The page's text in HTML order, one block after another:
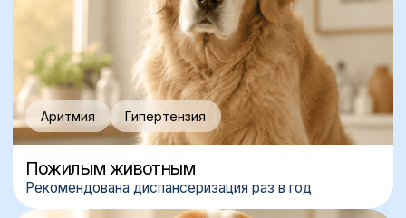
оценивает проводимость импульсов, выявляет
аритмию и тахикардию
Котенок Султан
«Мне было скучно, пришлось уснуть»
ЗАПИСАТЬСЯ
К КАРДИОЛОГУ